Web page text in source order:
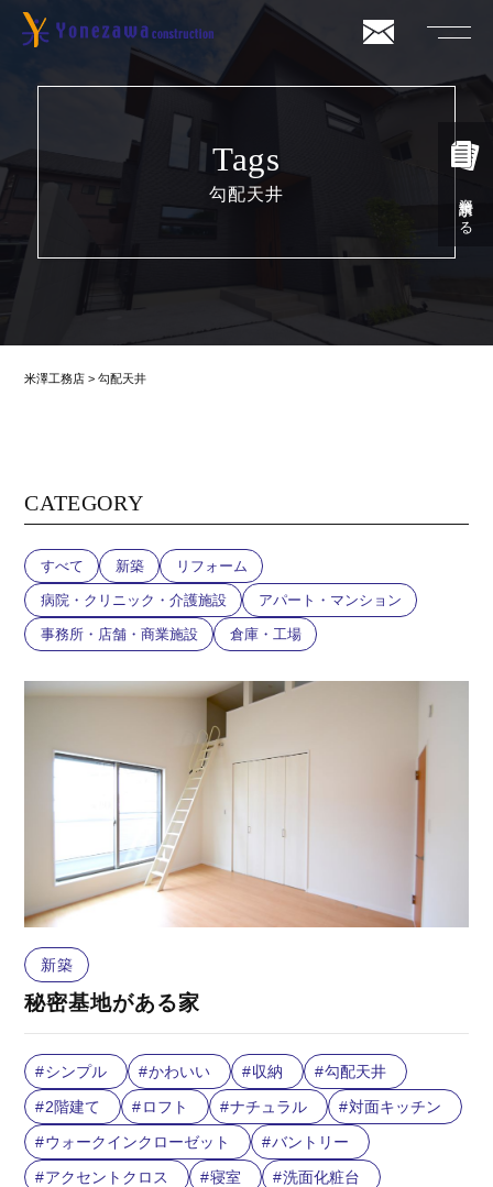
資料請求する
Tags
勾配天井
米澤工務店 >勾配天井
CATEGORY
すべて 新築 リフォーム
病院・クリニック・介護施設 アパート・マンション
事務所・店舗・商業施設 倉庫・工場
新築
秘密基地がある家
シンプル かわいい 収納
勾配天井
2階建て
ロフト ナチュラル
対面キッチン
ウォークインクローゼット
バントリー
アクセントクロス
寝室 洗面化粧台